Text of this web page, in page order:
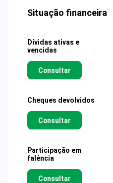
Situação financeira
Dívidas ativas e
vencidas
Consultar
Cheques devolvidos
Consultar
Participação em
falência
Consultar